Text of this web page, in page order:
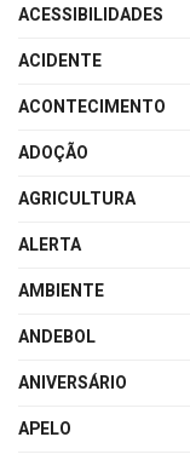
ACESSIBILIDADES
ACIDENTE
ACONTECIMENTO
ADOÇÃO
AGRICULTURA
ALERTA
AMBIENTE
ANDEBOL
ANIVERSÁRIO
APELO